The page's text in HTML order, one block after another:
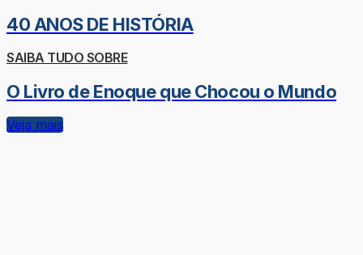
40 ANOS DE HISTÓRIA
SAIBA TUDO SOBRE
O Livro de Enoque que Chocou o Mundo
Veja mais